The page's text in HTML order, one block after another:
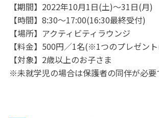
【期間】2022年10月1日(土)～31日(月)
【時間】8:30～17:00(16:30最終受付)
【場所】アクティビティラウンジ
【料金】500円／1名(※1つのプレゼン
【対象】2歳以上のお子さま
※未就学児の場合は保護者の同伴が必要